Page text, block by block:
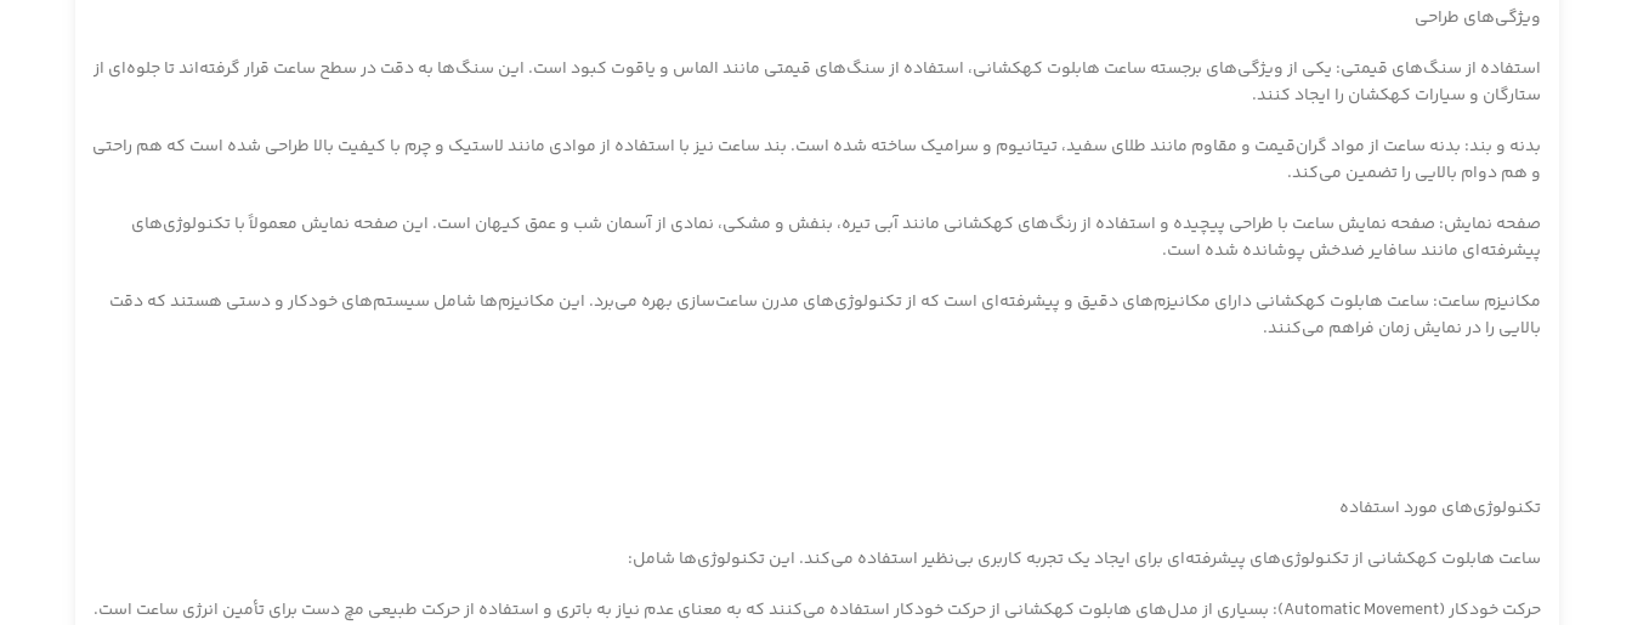
ویژگی‌های طراحی
استفاده از سنگ‌های قیمتی: یکی از ویژگی‌های برجسته ساعت هابلوت کهکشانی، استفاده از سنگ‌های قیمتی مانند الماس و یاقوت کبود است. این سنگ‌ها به دقت در سطح ساعت قرار گرفته‌اند تا جلوه‌ای از
ستارگان و سیارات کهکشان را ایجاد کنند.
بدنه و بند: بدنه ساعت از مواد گران‌قیمت و مقاوم مانند طلای سفید، تیتانیوم و سرامیک ساخته شده است. بند ساعت نیز با استفاده از موادی مانند لاستیک و چرم با کیفیت بالا طراحی شده است که هم راحتی
و هم دوام بالایی را تضمین می‌کند.
صفحه نمایش: صفحه نمایش ساعت با طراحی پیچیده و استفاده از رنگ‌های کهکشانی مانند آبی تیره، بنفش و مشکی، نمادی از آسمان شب و عمق کیهان است. این صفحه نمایش معمولاً با تکنولوژی‌های
پیشرفته‌ای مانند سافایر ضدخش پوشانده شده است.
مکانیزم ساعت: ساعت هابلوت کهکشانی دارای مکانیزم‌های دقیق و پیشرفته‌ای است که از تکنولوژی‌های مدرن ساعت‌سازی بهره می‌برد. این مکانیزم‌ها شامل سیستم‌های خودکار و دستی هستند که دقت
بالایی را در نمایش زمان فراهم می‌کنند.
تکنولوژی‌های مورد استفاده
ساعت هابلوت کهکشانی از تکنولوژی‌های پیشرفته‌ای برای ایجاد یک تجربه کاربری بی‌نظیر استفاده می‌کند. این تکنولوژی‌ها شامل:
حرکت خودکار (Automatic Movement): بسیاری از مدل‌های هابلوت کهکشانی از حرکت خودکار استفاده می‌کنند که به معنای عدم نیاز به باتری و استفاده از حرکت طبیعی مچ دست برای تأمین انرژی ساعت است.